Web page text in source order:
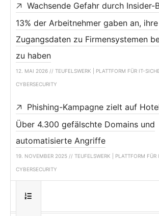
Wachsende Gefahr durch Insider-
13% der Arbeitnehmer gaben an, ihre
Zugangsdaten zu Firmensystemen
zu haben
12. MAI 2026 // TEUFELSWERK | PLATTFORM FÜR IT-
CYBERSECURITY
Phishing-Kampagne zielt auf
Über 4.300 gefälschte Domains und
automatisierte Angriffe
19. NOVEMBER 2025 // TEUFELSWERK | PLATTFORM FÜR
CYBERSECURITY